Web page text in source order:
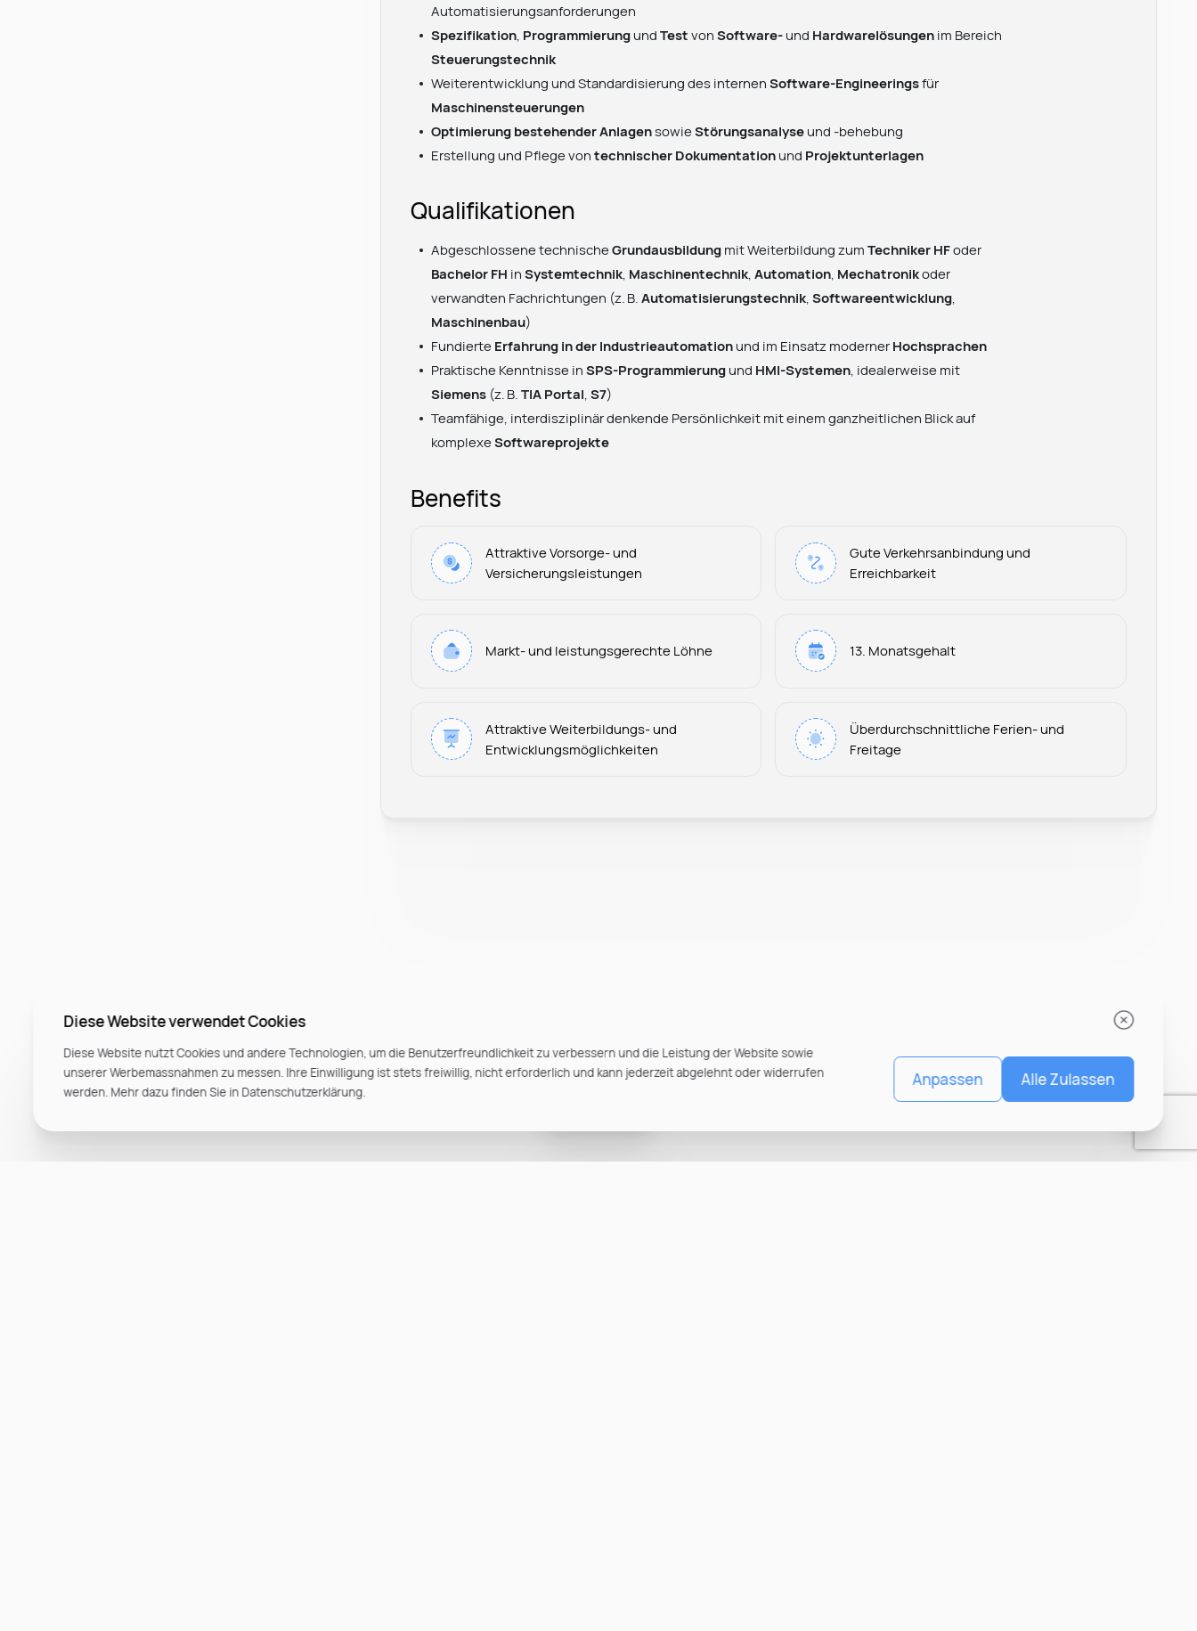
Automatisierungsanforderungen
Spezifikation Programmierung undTest vonSoftware- und Hardwarelösungen im Bereich
Steuerungstechnik
Weiterentwicklung und Standardisierung des internenSoftware-Engineeringsfür
Maschinensteuerungen
Optimierung bestehender AnlagensowieStörungsanalyse und -behebung
Erstellung und Pflege vontechnischer Dokumentation und Projektunterlagen
Qualifikationen
Abgeschlossene technischeGrundausbildung mit Weiterbildung zumTechniker HFoder
Bachelor FH inSystemtechnik, Maschinentechnik,Automation, Mechatronikoder
verwandten Fachrichtungen (z. B.Automatisierungstechnik,Softwareentwicklung,
Maschinenbau)
Fundierte Erfahrung in der Industrieautomation und im Einsatz moderner Hochsprachen
Praktische Kenntnisse inSPS-Programmierung und HMI-Systemen, idealerweise mit
Siemens (z. B.TIA Portal,S7)
Teamfähige, interdisziplinär denkende Persönlichkeit mit einem ganzheitlichen Blick auf
komplexeSoftwareprojekte
Benefits
Attraktive Vorsorge- und
Versicherungsleistungen
Gute Verkehrsanbindung und
Erreichbarkeit
Markt- und leistungsgerechte Löhne 13. Monatsgehalt
Attraktive Weiterbildungs- und
Entwicklungsmöglichkeiten
Überdurchschnittliche Ferien- und
Freitage
Leonard Ramin
Recruiter at Rocken
Diese Website verwendet Cookies
Diese Website nutzt Cookies und andere Technologien, um die Benutzerfreundlichkeit zu verbessern und die Leistung der Website sowie
unserer Werbemassnahmen zu messen. Ihre Einwilligung ist stets freiwillig, nicht erforderlich und kann jederzeit abgelehnt oder widerrufen
werden. Mehr dazu finden Sie in Datenschutzerklärung.
Anpassen Alle Zulassen